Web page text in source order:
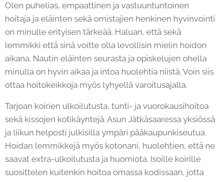
Olen puhelias, empaattinen ja vastuuntuntoinen
hoitaja ja eläinten sekä omistajien henkinen hyvinvointi
on minulle erityisen tärkeää. Haluan, että sekä
lemmikki että sinä voitte olla levollisin mielin hoidon
aikana. Nautin eläinten seurasta ja opiskelujen ohella
minulla on hyvin aikaa ja intoa huolehtia niistä. Voin siis
ottaa hoitokeikkoja myös lyhyellä varoitusajalla.
Tarjoan koirien ulkoilutusta, tunti- ja vuorokausihoitoa
sekä kissojen kotikäyntejä. Asun Jätkäsaaressa yksiössä
ja liikun helposti julkisilla ympäri pääkaupunkiseutua.
Hoidan lemmikkejä myös kotonani, huolehtien, että ne
saavat extra-ulkoilutusta ja huomiota. Isoille koirille
suosittelen kuitenkin hoitoa omassa kodissaan, jotta